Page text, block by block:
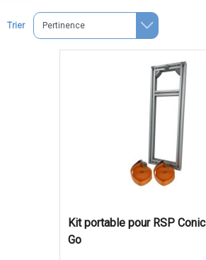
Trier
Kit portable pour RSP Conic
Go